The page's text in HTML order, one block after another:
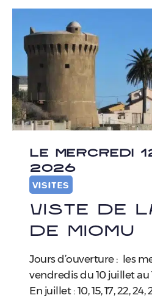
LE MERCREDI
2026
VISITES
Viste de
de Miomu
Jours d’ouverture : les
vendredis du 10 juillet au
En juillet : 10, 15, 17, 22,